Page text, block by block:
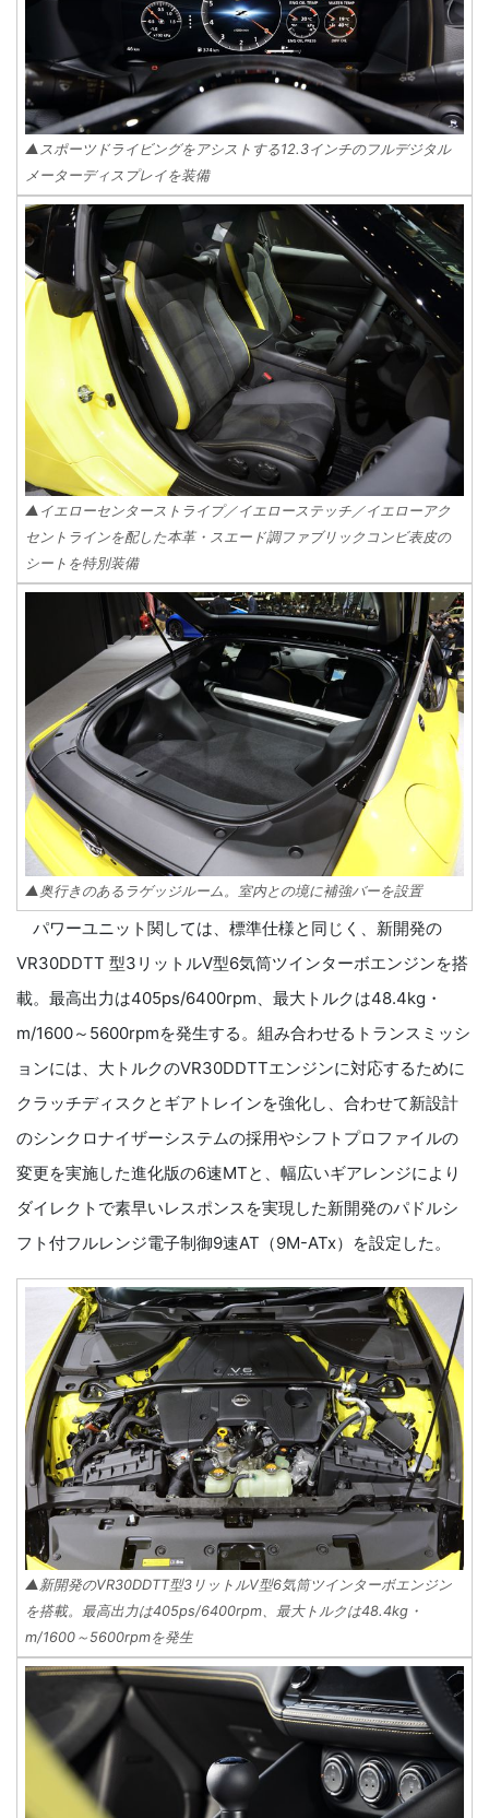
▲スポーツドライビングをアシストする12.3インチのフルデジタル
メーターディスプレイを装備
▲イエローセンターストライプ／イエローステッチ／イエローアク
セントラインを配した本革・スエード調ファブリックコンビ表皮の
シートを特別装備
▲奥行きのあるラゲッジルーム。室内との境に補強バーを設置
パワーユニット関しては、標準仕様と同じく、新開発の
VR30DDTT 型3リットルV型6気筒ツインターボエンジンを搭
載。最高出力は405ps/6400rpm、最大トルクは48.4kg・
m/1600～5600rpmを発生する。組み合わせるトランスミッシ
ョンには、大トルクのVR30DDTTエンジンに対応するために
クラッチディスクとギアトレインを強化し、合わせて新設計
のシンクロナイザーシステムの採用やシフトプロファイルの
変更を実施した進化版の6速MTと、幅広いギアレンジにより
ダイレクトで素早いレスポンスを実現した新開発のパドルシ
フト付フルレンジ電子制御9速AT（9M-ATx）を設定した。
▲新開発のVR30DDTT型3リットルV型6気筒ツインターボエンジン
を搭載。最高出力は405ps/6400rpm、最大トルクは48.4kg・
m/1600～5600rpmを発生